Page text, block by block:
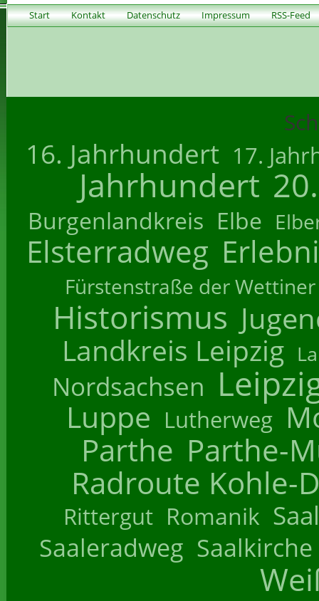
Start Kontakt Datenschutz Impressum RSS-Feed
16. Jahrhundert 17.
Jahrhundert
Burgenlandkreis Elbe
Elsterradweg
Fürstenstraße der Wettiner
Historismus
Landkreis Leipzig
Nordsachsen
Luppe Lutherweg
Parthe Parthe-
Radroute Kohle-
Rittergut Romanik
Saaleradweg Saalkirche